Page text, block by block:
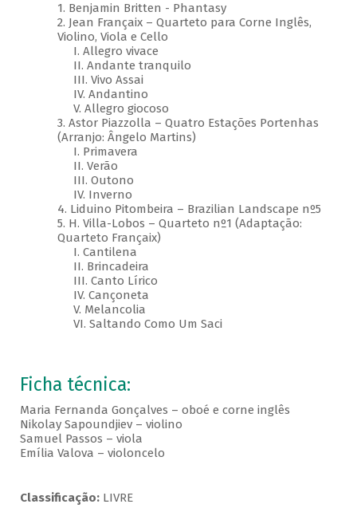
1. Benjamin Britten - Phantasy
2. Jean Françaix – Quarteto para Corne Inglês,
Violino, Viola e Cello
I. Allegro vivace
II. Andante tranquilo
III. Vivo Assai
IV. Andantino
V. Allegro giocoso
3. Astor Piazzolla – Quatro Estações Portenhas
(Arranjo: Ângelo Martins)
I. Primavera
II. Verão
III. Outono
IV. Inverno
4. Liduino Pitombeira – Brazilian Landscape nº5
5. H. Villa-Lobos – Quarteto nº1 (Adaptação:
Quarteto Françaix)
I. Cantilena
II. Brincadeira
III. Canto Lírico
IV. Cançoneta
V. Melancolia
VI. Saltando Como Um Saci
Ficha técnica:
Maria Fernanda Gonçalves – oboé e corne inglês
Nikolay Sapoundjiev – violino
Samuel Passos – viola
Emília Valova – violoncelo
Classificação:LIVRE